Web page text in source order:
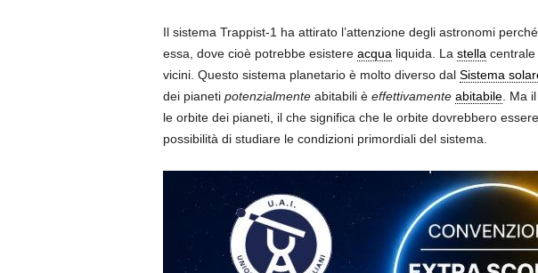
Il sistema Trappist-1 ha attirato l’attenzione degli astronomi
essa, dove cioè potrebbe esistere acqua liquida. La stella centrale
vicini. Questo sistema planetario è molto diverso dal Sistema
dei pianeti potenzialmenteabitabili è effettivamente abitabile. Ma
le orbite dei pianeti, il che significa che le orbite dovrebbero
possibilità di studiare le condizioni primordiali del sistema.